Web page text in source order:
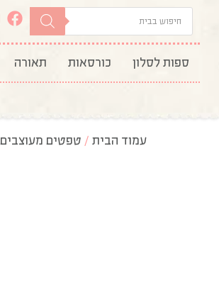
ספות לסלון כורסאות תאורה
עמוד הבית / טפטים מעוצבים